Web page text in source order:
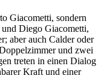
Giacometti, sondern
Diego Giacometti,
aber auch Calder oder
und zwei
treten in einen Dialog
Kraft und einer